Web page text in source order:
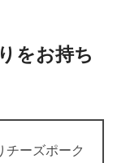
をお持ち
チーズポーク